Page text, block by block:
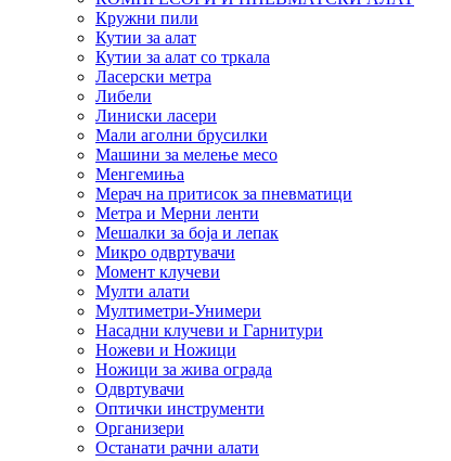
Кружни пили
Кутии за алат
Кутии за алат со тркала
Ласерски метра
Либели
Линиски ласери
Мали аголни брусилки
Машини за мелење месо
Менгемиња
Мерач на притисок за пневматици
Метра и Мерни ленти
Мешалки за боја и лепак
Микро одвртувачи
Момент клучеви
Мулти алати
Мултиметри-Унимери
Насадни клучеви и Гарнитури
Ножеви и Ножици
Ножици за жива ограда
Одвртувачи
Оптички инструменти
Организери
Останати рачни алати